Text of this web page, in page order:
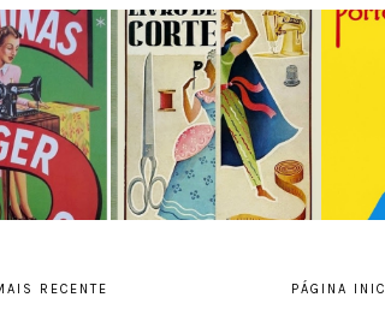
RECENTE PÁGINA